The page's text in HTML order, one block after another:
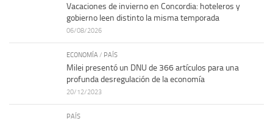
Vacaciones de invierno en Concordia: hoteleros y
gobierno leen distinto la misma temporada
06/08/2026
ECONOMÍA / PAÍS
Milei presentó un DNU de 366 artículos para una
profunda desregulación de la economía
20/12/2023
PAÍS